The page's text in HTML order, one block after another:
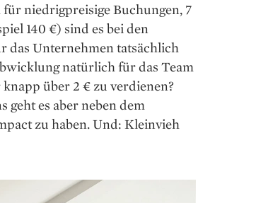
niedrigpreisige Buchungen, 7
140 €) sind es bei den
das Unternehmen tatsächlich
natürlich für das Team
über 2 € zu verdienen?
geht es aber neben dem
zu haben. Und: Kleinvieh